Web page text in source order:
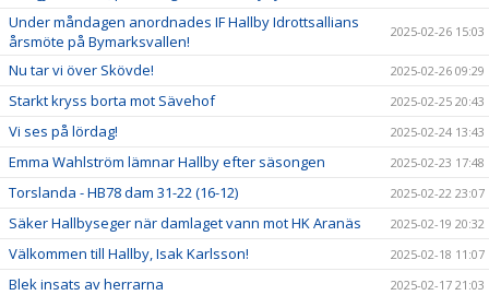
Under måndagen anordnades IF Hallby Idrottsallians
årsmöte på Bymarksvallen!
2025-02-26 15:03
Nu tar vi över Skövde! 2025-02-26 09:29
Starkt kryss borta mot Sävehof 2025-02-25 20:43
Vi ses på lördag! 2025-02-24 13:43
Emma Wahlström lämnar Hallby efter säsongen 2025-02-23 17:48
Torslanda - HB78 dam 31-22 (16-12) 2025-02-22 23:07
Säker Hallbyseger när damlaget vann mot HK Aranäs 2025-02-19 20:32
Välkommen till Hallby, Isak Karlsson! 2025-02-18 11:07
Blek insats av herrarna 2025-02-17 21:03